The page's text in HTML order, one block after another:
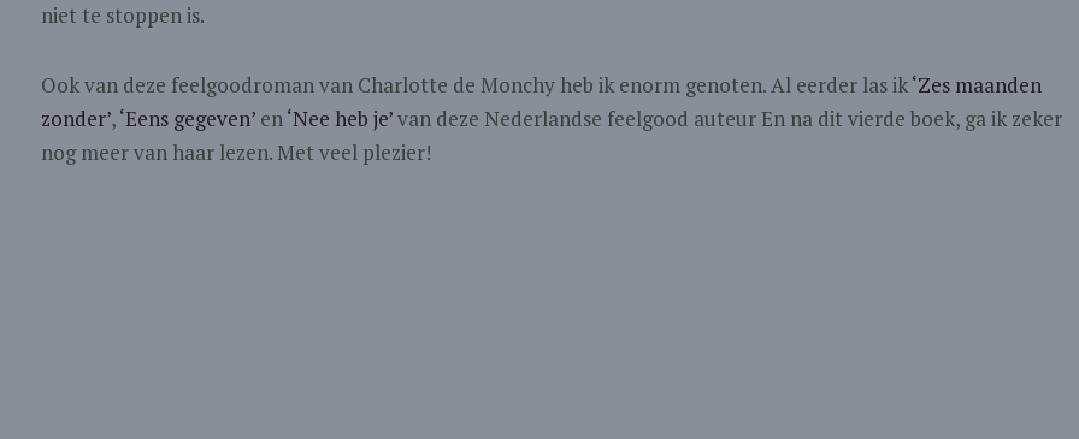
niet te stoppen is.
Ook van deze feelgoodroman van Charlotte de Monchy heb ik enorm genoten. Al eerder las ik‘Zes maanden
zonder’,‘Eens gegeven’ en‘Nee heb je’van deze Nederlandse feelgood auteur En na dit vierde boek, ga ik zeker
nog meer van haar lezen. Met veel plezier!